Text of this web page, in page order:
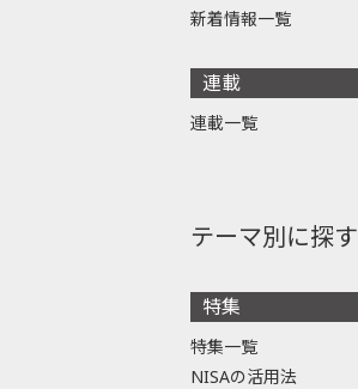
新着情報一覧
連載
連載一覧
テーマ別に探す
特集
特集一覧
NISAの活用法